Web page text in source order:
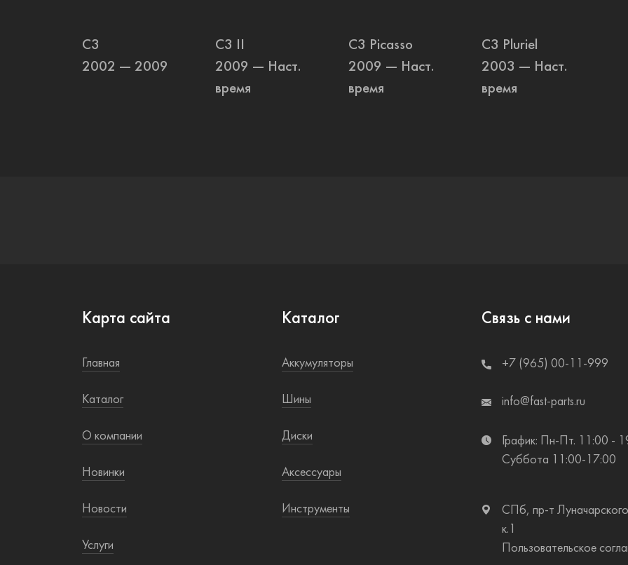
C3
2002 — 2009
C3 II
2009 — Наст.
время
C3 Picasso
2009 — Наст.
время
C3 Pluriel
2003 — Наст.
время
Карта сайта
Главная
Каталог
О компании
Новинки
Новости
Услуги
Каталог
Аккумуляторы
Шины
Диски
Аксессуары
Инструменты
Связь с нами
+7 (965) 00-11-999
info@fast-parts.ru
График: Пн-Пт. 11:00 -
Суббота 11:00-17:00
СПб, пр-т
к.1
Пользовательское